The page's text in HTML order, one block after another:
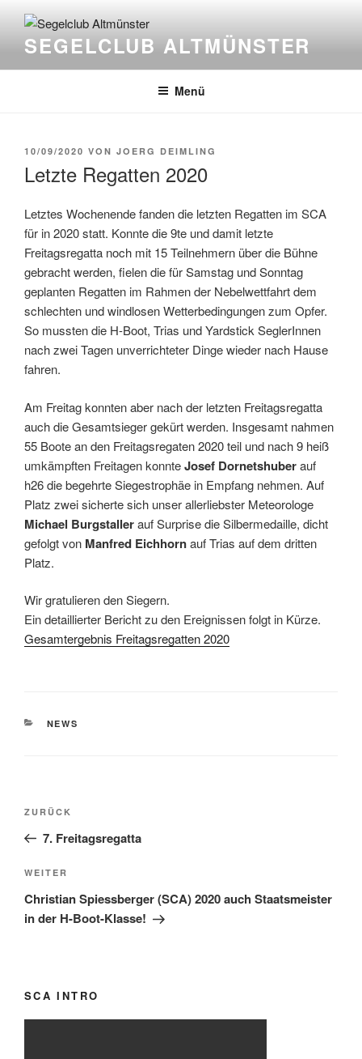
Inhalt
springenSEGELCLUB ALTMÜNSTER
Menü
VERÖFFENTLICHT
10/09/2020 VON JOERG DEIMLING
Letzte Regatten 2020
Letztes Wochenende fanden die letzten Regatten im SCA
für in 2020 statt. Konnte die 9te und damit letzte
Freitagsregatta noch mit 15 Teilnehmern über die Bühne
gebracht werden, fielen die für Samstag und Sonntag
geplanten Regatten im Rahmen der Nebelwettfahrt dem
schlechten und windlosen Wetterbedingungen zum Opfer.
So mussten die H-Boot, Trias und Yardstick SeglerInnen
nach zwei Tagen unverrichteter Dinge wieder nach Hause
fahren.
Am Freitag konnten aber nach der letzten Freitagsregatta
auch die Gesamtsieger gekürt werden. Insgesamt nahmen
55 Boote an den Freitagsregaten 2020 teil und nach 9 heiß
umkämpften Freitagen konnteJosef Dornetshuberauf
h26 die begehrte Siegestrophäe in Empfang nehmen. Auf
Platz zwei sicherte sich unser allerliebster Meteorologe
Michael Burgstallerauf Surprise die Silbermedaille, dicht
gefolgt von Manfred Eichhornauf Trias auf dem dritten
Platz.
Wir gratulieren den Siegern.
Ein detaillierter Bericht zu den Ereignissen folgt in Kürze.
Gesamtergebnis Freitagsregatten 2020
KATEGORIEN
NEWS
Beitragsnavigation
Vorheriger
Beitrag
ZURÜCK
7. Freitagsregatta
Nächster
Beitrag
WEITER
Christian Spiessberger (SCA) 2020 auch Staatsmeister
in der H-Boot-Klasse!
SCA INTRO